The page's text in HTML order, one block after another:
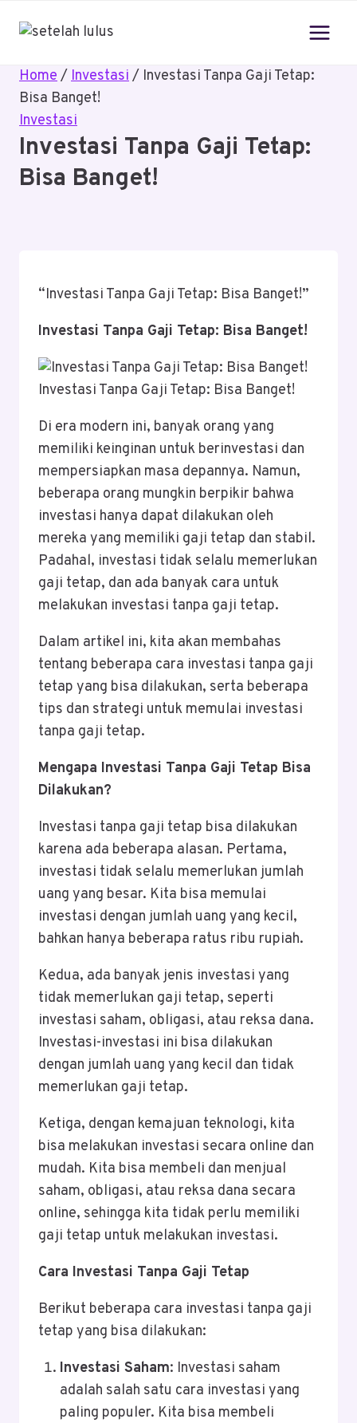
Home/ Investasi/ Investasi Tanpa Gaji Tetap:
Bisa Banget!
Investasi
Investasi Tanpa Gaji Tetap:
Bisa Banget!
“Investasi Tanpa Gaji Tetap: Bisa Banget!”
Investasi Tanpa Gaji Tetap: Bisa Banget!
Investasi Tanpa Gaji Tetap: Bisa Banget!
Di era modern ini, banyak orang yang
memiliki keinginan untuk berinvestasi dan
mempersiapkan masa depannya. Namun,
beberapa orang mungkin berpikir bahwa
investasi hanya dapat dilakukan oleh
mereka yang memiliki gaji tetap dan stabil.
Padahal, investasi tidak selalu memerlukan
gaji tetap, dan ada banyak cara untuk
melakukan investasi tanpa gaji tetap.
Dalam artikel ini, kita akan membahas
tentang beberapa cara investasi tanpa gaji
tetap yang bisa dilakukan, serta beberapa
tips dan strategi untuk memulai investasi
tanpa gaji tetap.
Mengapa Investasi Tanpa Gaji Tetap Bisa
Dilakukan?
Investasi tanpa gaji tetap bisa dilakukan
karena ada beberapa alasan. Pertama,
investasi tidak selalu memerlukan jumlah
uang yang besar. Kita bisa memulai
investasi dengan jumlah uang yang kecil,
bahkan hanya beberapa ratus ribu rupiah.
Kedua, ada banyak jenis investasi yang
tidak memerlukan gaji tetap, seperti
investasi saham, obligasi, atau reksa dana.
Investasi-investasi ini bisa dilakukan
dengan jumlah uang yang kecil dan tidak
memerlukan gaji tetap.
Ketiga, dengan kemajuan teknologi, kita
bisa melakukan investasi secara online dan
mudah. Kita bisa membeli dan menjual
saham, obligasi, atau reksa dana secara
online, sehingga kita tidak perlu memiliki
gaji tetap untuk melakukan investasi.
Cara Investasi Tanpa Gaji Tetap
Berikut beberapa cara investasi tanpa gaji
tetap yang bisa dilakukan:
Investasi Saham: Investasi saham
adalah salah satu cara investasi yang
paling populer. Kita bisa membeli